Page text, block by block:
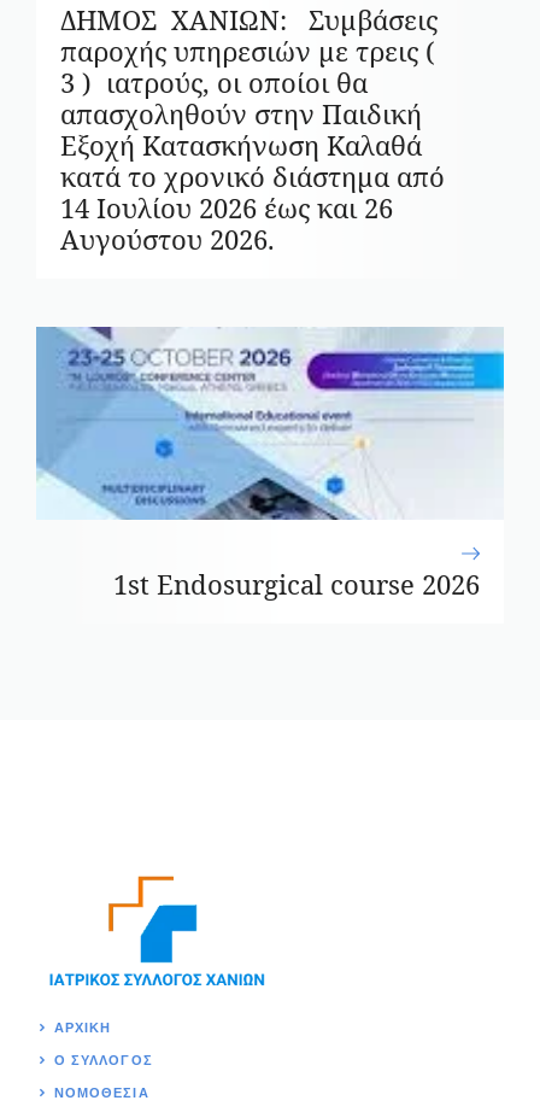
ΔΗΜΟΣ ΧΑΝΙΩΝ: Συμβάσεις
παροχής υπηρεσιών με τρεις (
3 ) ιατρούς, οι οποίοι θα
απασχοληθούν στην Παιδική
Εξοχή Κατασκήνωση Καλαθά
κατά το χρονικό διάστημα από
14 Ιουλίου 2026 έως και 26
Αυγούστου 2026.
1st Endosurgical course 2026
ΑΡΧΙΚΉ
Ο ΣΥΛΛΟΓΟΣ
ΝΟΜΟΘΕΣΊΑ